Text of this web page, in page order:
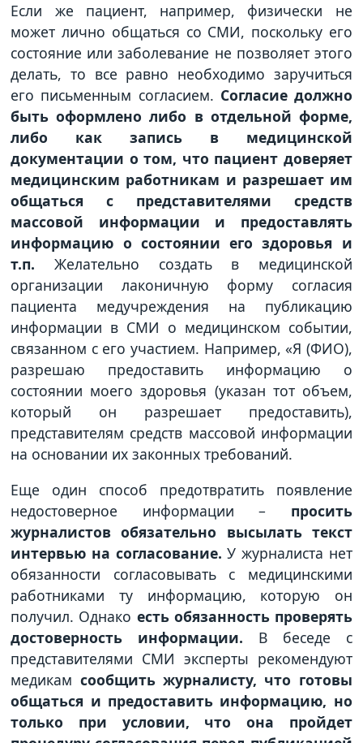
Если же пациент, например, физически не
может лично общаться со СМИ, поскольку его
состояние или заболевание не позволяет этого
делать, то все равно необходимо заручиться
его письменным согласием. Согласие должно
быть оформлено либо в отдельной форме,
либо как запись в медицинской
документации о том, что пациент доверяет
медицинским работникам и разрешает им
общаться с представителями средств
массовой информации и предоставлять
информацию о состоянии его здоровья и
т.п. Желательно создать в медицинской
организации лаконичную форму согласия
пациента медучреждения на публикацию
информации в СМИ о медицинском событии,
связанном с его участием. Например, «Я (ФИО),
разрешаю предоставить информацию о
состоянии моего здоровья (указан тот объем,
который он разрешает предоставить),
представителям средств массовой информации
на основании их законных требований.
Еще один способ предотвратить появление
недостоверное информации – просить
журналистов обязательно высылать текст
интервью на согласование. У журналиста нет
обязанности согласовывать с медицинскими
работниками ту информацию, которую он
получил. Однако есть обязанность проверять
достоверность информации. В беседе с
представителями СМИ эксперты рекомендуют
медикам сообщить журналисту, что готовы
общаться и предоставить информацию, но
только при условии, что она пройдет